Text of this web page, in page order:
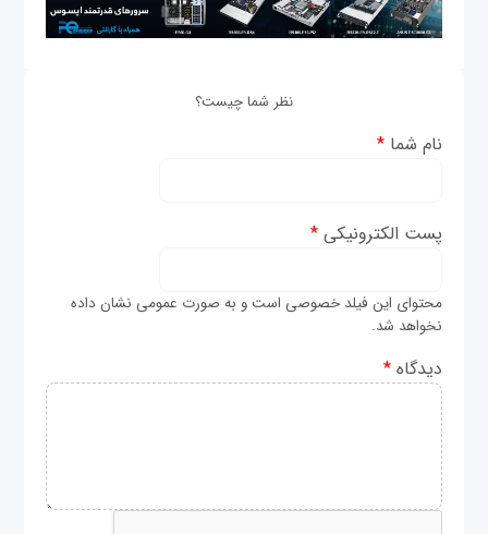
نظر شما چیست؟
نام شما*
پست الکترونیکی*
محتوای این فیلد خصوصی است و به صورت عمومی نشان داده
نخواهد شد.
دیدگاه*